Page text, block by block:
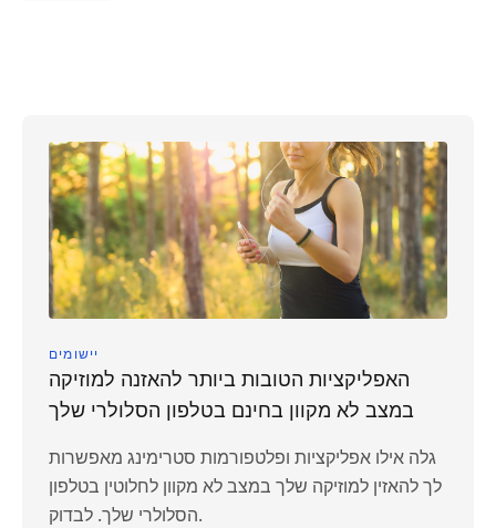
יישומים
האפליקציות הטובות ביותר להאזנה למוזיקה
במצב לא מקוון בחינם בטלפון הסלולרי שלך
גלה אילו אפליקציות ופלטפורמות סטרימינג מאפשרות
לך להאזין למוזיקה שלך במצב לא מקוון לחלוטין בטלפון
הסלולרי שלך. לבדוק.